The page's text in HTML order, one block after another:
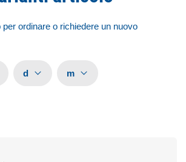
ordinare o richiedere un nuovo
d m